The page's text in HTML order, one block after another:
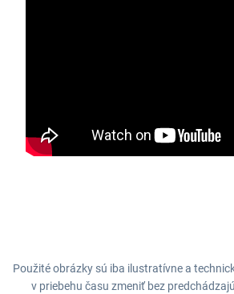
Použité obrázky sú iba ilustratívne a
v priebehu času zmeniť bez